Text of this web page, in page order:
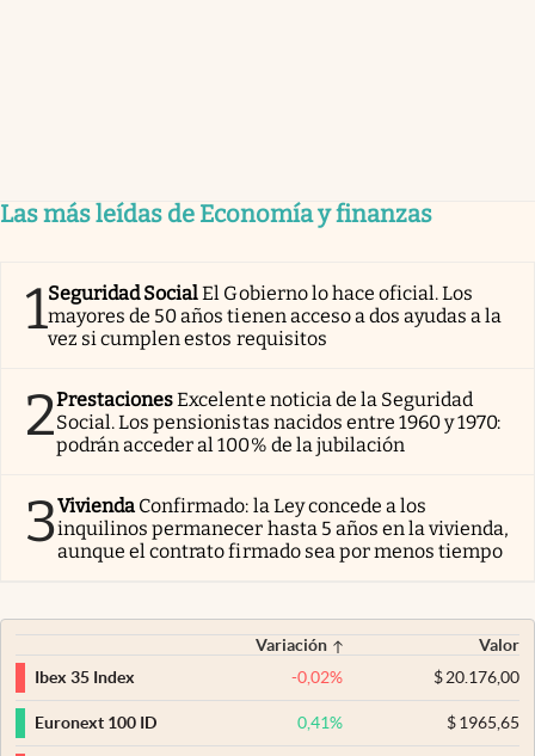
Las más leídas de Economía y finanzas
1Seguridad SocialEl Gobierno lo hace oficial. Los
mayores de 50 años tienen acceso a dos ayudas a la
vez si cumplen estos requisitos
2PrestacionesExcelente noticia de la Seguridad
Social. Los pensionistas nacidos entre 1960 y 1970:
podrán acceder al 100% de la jubilación
3Vivienda Confirmado: la Ley concede a los
inquilinos permanecer hasta 5 años en la vivienda,
aunque el contrato firmado sea por menos tiempo
Variación
Valor
Ibex 35 Index
-0,02% $20.176,00
Euronext 100 ID 0,41% $1965,65